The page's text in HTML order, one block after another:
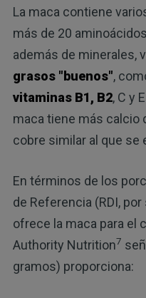
La maca contiene
más de 20
además de minerales,
grasos "buenos",
vitaminas B1, B2, C y
maca tiene más calcio
cobre similar al que se
En términos de los
de Referencia (RDI,
ofrece la maca para el
Authority Nutrition7
gramos) proporciona: